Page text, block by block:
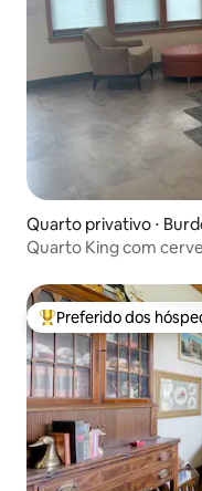
Quarto privativo ⋅
Quarto King com
Entre os melhores
Preferido dos